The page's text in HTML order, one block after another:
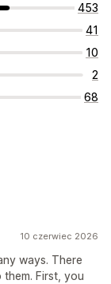
453
41
10
2
68
10 czerwiec 2026
ways. There
First, you